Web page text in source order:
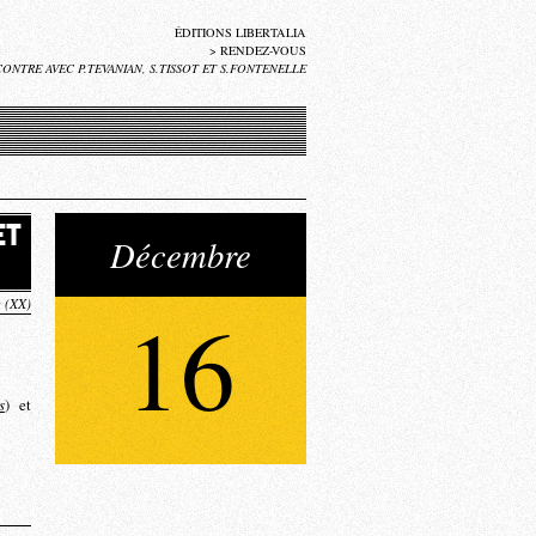
ÉDITIONS LIBERTALIA
> RENDEZ-VOUS
AVEC P.TEVANIAN, S.TISSOT ET S.FONTENELLE
(XX) 16
Décembre
) et